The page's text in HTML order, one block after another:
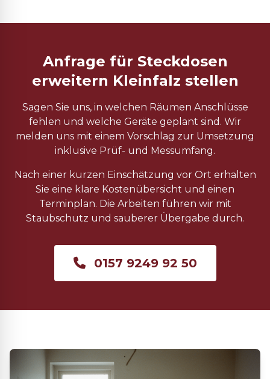
Anfrage für Steckdosen
erweitern Kleinfalz stellen
Sagen Sie uns, in welchen Räumen Anschlüsse
fehlen und welche Geräte geplant sind. Wir
melden uns mit einem Vorschlag zur Umsetzung
inklusive Prüf- und Messumfang.
Nach einer kurzen Einschätzung vor Ort erhalten
Sie eine klare Kostenübersicht und einen
Terminplan. Die Arbeiten führen wir mit
Staubschutz und sauberer Übergabe durch.
0157 9249 92 50